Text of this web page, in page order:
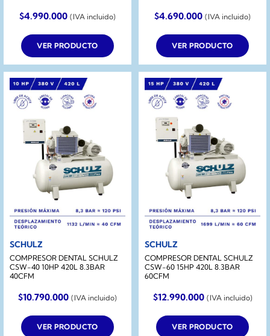
$4.990.000 (IVA incluido)
VER PRODUCTO
$4.690.000 (IVA incluido)
VER PRODUCTO
SCHULZ
COMPRESOR DENTAL SCHULZ
CSW-40 10HP 420L 8.3BAR
40CFM
$10.790.000 (IVA incluido)
VER PRODUCTO
SCHULZ
COMPRESOR DENTAL SCHULZ
CSW-60 15HP 420L 8.3BAR
60CFM
$12.990.000 (IVA incluido)
VER PRODUCTO